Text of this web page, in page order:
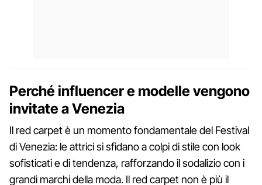
Perché influencer e modelle vengono
invitate a Venezia
Il red carpet è un momento fondamentale del Festival
di Venezia: le attrici si sfidano a colpi di stile con look
sofisticati e di tendenza, rafforzando il sodalizio con i
grandi marchi della moda. Il red carpet non è più il